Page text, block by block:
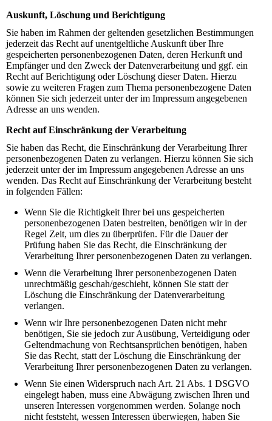
Auskunft, Löschung und Berichtigung
Sie haben im Rahmen der geltenden gesetzlichen Bestimmungen
jederzeit das Recht auf unentgeltliche Auskunft über Ihre
gespeicherten personenbezogenen Daten, deren Herkunft und
Empfänger und den Zweck der Datenverarbeitung und ggf. ein
Recht auf Berichtigung oder Löschung dieser Daten. Hierzu
sowie zu weiteren Fragen zum Thema personenbezogene Daten
können Sie sich jederzeit unter der im Impressum angegebenen
Adresse an uns wenden.
Recht auf Einschränkung der Verarbeitung
Sie haben das Recht, die Einschränkung der Verarbeitung Ihrer
personenbezogenen Daten zu verlangen. Hierzu können Sie sich
jederzeit unter der im Impressum angegebenen Adresse an uns
wenden. Das Recht auf Einschränkung der Verarbeitung besteht
in folgenden Fällen:
Wenn Sie die Richtigkeit Ihrer bei uns gespeicherten
personenbezogenen Daten bestreiten, benötigen wir in der
Regel Zeit, um dies zu überprüfen. Für die Dauer der
Prüfung haben Sie das Recht, die Einschränkung der
Verarbeitung Ihrer personenbezogenen Daten zu verlangen.
Wenn die Verarbeitung Ihrer personenbezogenen Daten
unrechtmäßig geschah/geschieht, können Sie statt der
Löschung die Einschränkung der Datenverarbeitung
verlangen.
Wenn wir Ihre personenbezogenen Daten nicht mehr
benötigen, Sie sie jedoch zur Ausübung, Verteidigung oder
Geltendmachung von Rechtsansprüchen benötigen, haben
Sie das Recht, statt der Löschung die Einschränkung der
Verarbeitung Ihrer personenbezogenen Daten zu verlangen.
Wenn Sie einen Widerspruch nach Art. 21 Abs. 1 DSGVO
eingelegt haben, muss eine Abwägung zwischen Ihren und
unseren Interessen vorgenommen werden. Solange noch
nicht feststeht, wessen Interessen überwiegen, haben Sie